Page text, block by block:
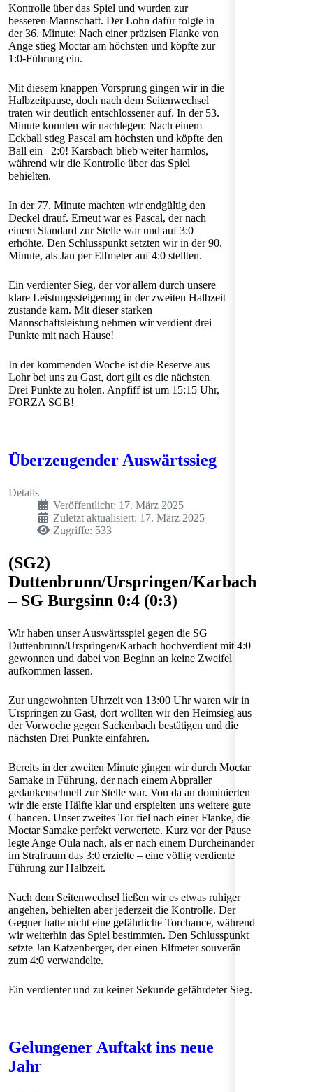
Kontrolle über das Spiel und wurden zur
besseren Mannschaft. Der Lohn dafür folgte in
der 36. Minute: Nach einer präzisen Flanke von
Ange stieg Moctar am höchsten und köpfte zur
1:0-Führung ein.
Mit diesem knappen Vorsprung gingen wir in die
Halbzeitpause, doch nach dem Seitenwechsel
traten wir deutlich entschlossener auf. In der 53.
Minute konnten wir nachlegen: Nach einem
Eckball stieg Pascal am höchsten und köpfte den
Ball ein– 2:0! Karsbach blieb weiter harmlos,
während wir die Kontrolle über das Spiel
behielten.
In der 77. Minute machten wir endgültig den
Deckel drauf. Erneut war es Pascal, der nach
einem Standard zur Stelle war und auf 3:0
erhöhte. Den Schlusspunkt setzten wir in der 90.
Minute, als Jan per Elfmeter auf 4:0 stellten.
Ein verdienter Sieg, der vor allem durch unsere
klare Leistungssteigerung in der zweiten Halbzeit
zustande kam. Mit dieser starken
Mannschaftsleistung nehmen wir verdient drei
Punkte mit nach Hause!
In der kommenden Woche ist die Reserve aus
Lohr bei uns zu Gast, dort gilt es die nächsten
Drei Punkte zu holen. Anpfiff ist um 15:15 Uhr,
FORZA SGB!
Überzeugender Auswärtssieg
Details
Veröffentlicht: 17. März 2025
Zuletzt aktualisiert: 17. März 2025
Zugriffe: 533
(SG2)
Duttenbrunn/Urspringen/Karbach
– SG Burgsinn 0:4 (0:3)
Wir haben unser Auswärtsspiel gegen die SG
Duttenbrunn/Urspringen/Karbach hochverdient mit 4:0
gewonnen und dabei von Beginn an keine Zweifel
aufkommen lassen.
Zur ungewohnten Uhrzeit von 13:00 Uhr waren wir in
Urspringen zu Gast, dort wollten wir den Heimsieg aus
der Vorwoche gegen Sackenbach bestätigen und die
nächsten Drei Punkte einfahren.
Bereits in der zweiten Minute gingen wir durch Moctar
Samake in Führung, der nach einem Abpraller
gedankenschnell zur Stelle war. Von da an dominierten
wir die erste Hälfte klar und erspielten uns weitere gute
Chancen. Unser zweites Tor fiel nach einer Flanke, die
Moctar Samake perfekt verwertete. Kurz vor der Pause
legte Ange Oula nach, als er nach einem Durcheinander
im Strafraum das 3:0 erzielte – eine völlig verdiente
Führung zur Halbzeit.
Nach dem Seitenwechsel ließen wir es etwas ruhiger
angehen, behielten aber jederzeit die Kontrolle. Der
Gegner hatte nicht eine gefährliche Torchance, während
wir weiterhin das Spiel bestimmten. Den Schlusspunkt
setzte Jan Katzenberger, der einen Elfmeter souverän
zum 4:0 verwandelte.
Ein verdienter und zu keiner Sekunde gefährdeter Sieg.
Gelungener Auftakt ins neue
Jahr